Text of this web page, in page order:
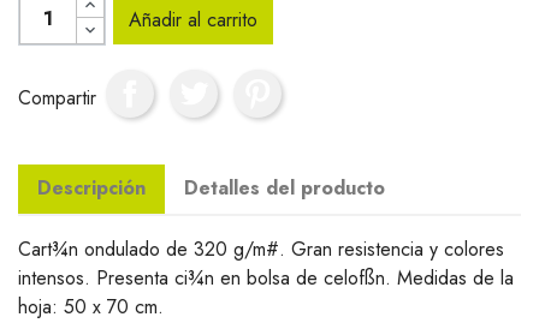
Añadir al carrito
Compartir
Descripción Detalles del producto
Cart¾n ondulado de 320 g/m#. Gran resistencia y colores
intensos. Presenta ci¾n en bolsa de celofßn. Medidas de la
hoja: 50 x 70 cm.